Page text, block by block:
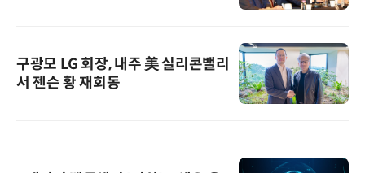
구광모 LG 회장, 내주 美 실리콘밸리
서 젠슨 황 재회동